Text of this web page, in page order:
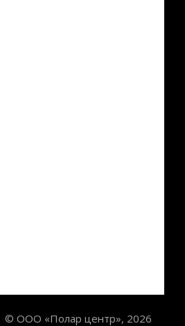
© ООО «Полар центр», 2026